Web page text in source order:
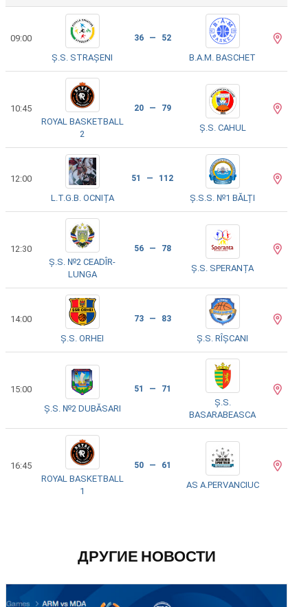
09:00
Ș.S. STRAȘENI
36 — 52
B.A.M. BASCHET
10:45
ROYAL BASKETBALL
2
20 — 79
Ș.S. CAHUL
12:00
L.T.G.B. OCNIȚA
51 — 112
Ș.S.S. №1 BĂLȚI
12:30
Ș.S. №2 CEADÎR-
LUNGA
56 — 78
Ș.S. SPERANȚA
14:00
Ș.S. ORHEI
73 — 83
Ș.S. RÎȘCANI
15:00
Ș.S. №2 DUBĂSARI
51 — 71
Ș.S.
BASARABEASCA
16:45
ROYAL BASKETBALL
1
50 — 61
AS A.PERVANCIUC
ДРУГИЕ НОВОСТИ